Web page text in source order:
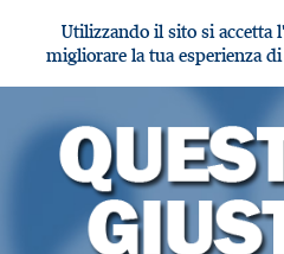
Utilizzando il sito si accetta
migliorare la tua esperienza